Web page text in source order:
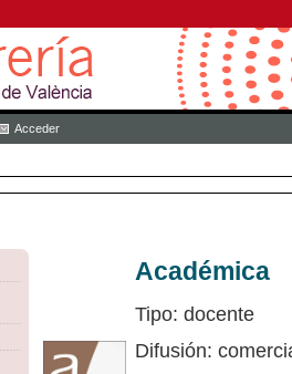
Acceder
Académica
Tipo: docente
Difusión: